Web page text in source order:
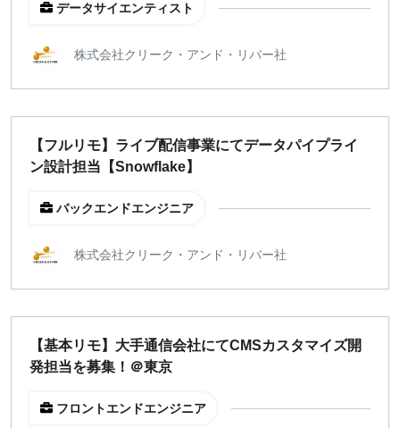
データサイエンティスト
株式会社クリーク・アンド・リバー社
【フルリモ】ライブ配信事業にてデータパイプライ
ン設計担当【Snowflake】
バックエンドエンジニア
株式会社クリーク・アンド・リバー社
【基本リモ】大手通信会社にてCMSカスタマイズ開
発担当を募集！＠東京
フロントエンドエンジニア